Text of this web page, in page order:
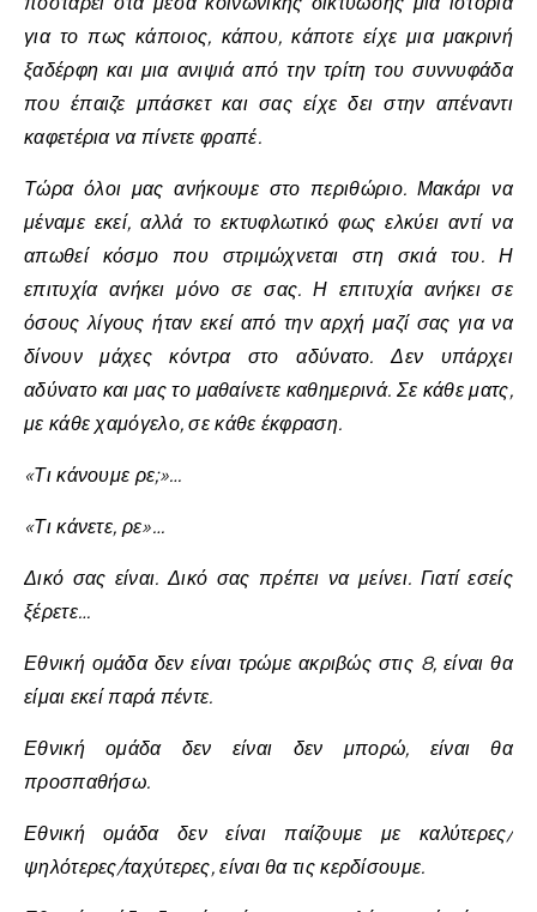
για το πως κάποιος, κάπου, κάποτε είχε μια μακρινή
ξαδέρφη και μια ανιψιά από την τρίτη του συννυφάδα
που έπαιζε μπάσκετ και σας είχε δει στην απέναντι
καφετέρια να πίνετε φραπέ.
Τώρα όλοι μας ανήκουμε στο περιθώριο. Μακάρι να
μέναμε εκεί, αλλά το εκτυφλωτικό φως ελκύει αντί να
απωθεί κόσμο που στριμώχνεται στη σκιά του. Η
επιτυχία ανήκει μόνο σε σας. Η επιτυχία ανήκει σε
όσους λίγους ήταν εκεί από την αρχή μαζί σας για να
δίνουν μάχες κόντρα στο αδύνατο. Δεν υπάρχει
αδύνατο και μας το μαθαίνετε καθημερινά. Σε κάθε ματς,
με κάθε χαμόγελο, σε κάθε έκφραση.
«Τι κάνουμε ρε;»…
«Τι κάνετε, ρε»…
Δικό σας είναι. Δικό σας πρέπει να μείνει. Γιατί εσείς
ξέρετε…
Εθνική ομάδα δεν είναι τρώμε ακριβώς στις 8, είναι θα
είμαι εκεί παρά πέντε.
Εθνική ομάδα δεν είναι δεν μπορώ, είναι θα
προσπαθήσω.
Εθνική ομάδα δεν είναι παίζουμε με καλύτερες/
ψηλότερες/ταχύτερες, είναι θα τις κερδίσουμε.